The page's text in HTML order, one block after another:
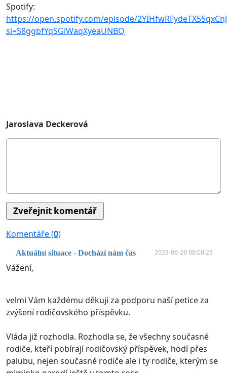
Spotify:
https://open.spotify.com/episode/
si=S8ggbfYqSGiWaqXyeaUNBQ
Jaroslava Deckerová
Komentáře (0)
Aktuální situace - Dochází nám čas 2023-06-29 08:00:23
Vážení,
velmi Vám každému děkuji za podporu naší petice za
zvýšení rodičovského příspěvku.
Vláda již rozhodla. Rozhodla se, že všechny současné
rodiče, kteří pobírají rodičovský příspěvek, hodí přes
palubu, nejen současné rodiče ale i ty rodiče, kterým se